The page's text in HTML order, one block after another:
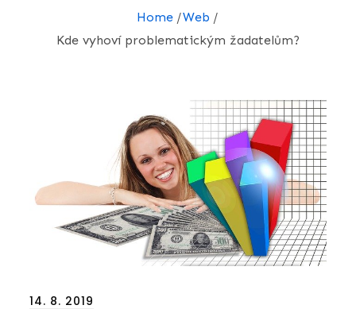
Home
Web
Kde vyhoví problematickým žadatelům?
Posted
14. 8. 2019